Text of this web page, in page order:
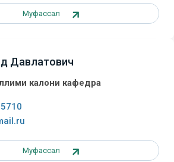
Муфассал
Давлатович
калони кафедра
Муфассал